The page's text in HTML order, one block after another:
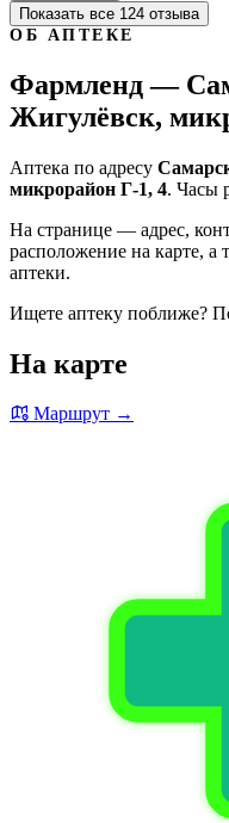
Показать все 124 отзыва
ОБ АПТЕКЕ
Фармленд —
Жигулёвск,
Аптека по адресу
микрорайон Г-1, 4. Часы
На странице — адрес,
расположение на карте, а
аптеки.
Ищете аптеку поближе?
На карте
Маршрут →